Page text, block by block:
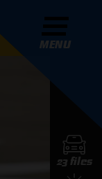
MENU
23 files